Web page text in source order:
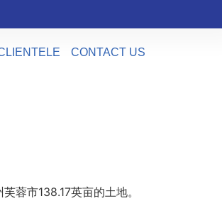
CONTACT US
蓉市138.17英亩的土地。